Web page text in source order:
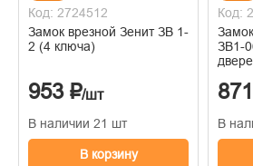
Код: 2724512
Замок врезной Зенит ЗВ 1-
2 (4 ключа)
953 ₽/шт
В наличии 21 шт
В корзину
Код:
ЗВ1-
В